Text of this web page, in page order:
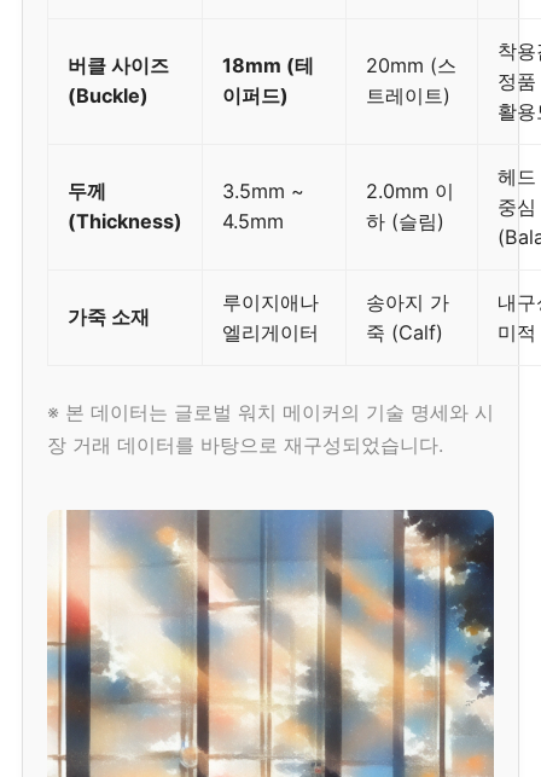
버클 사이즈
(Buckle)
18mm (테
이퍼드)
20mm (스
트레이트)
착
정
활용
두께
(Thickness)
3.5mm ~
4.5mm
2.0mm 이
하 (슬림)
헤
중심
가죽 소재
루이지애나
엘리게이터
송아지 가
죽 (Calf)
내
미
※ 본 데이터는 글로벌 워치 메이커의 기술 명세와 시
장 거래 데이터를 바탕으로 재구성되었습니다.